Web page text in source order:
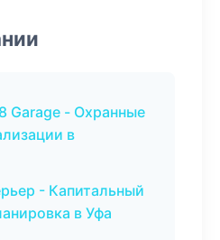
Garage - Охранные
в
- Капитальный
в Уфа